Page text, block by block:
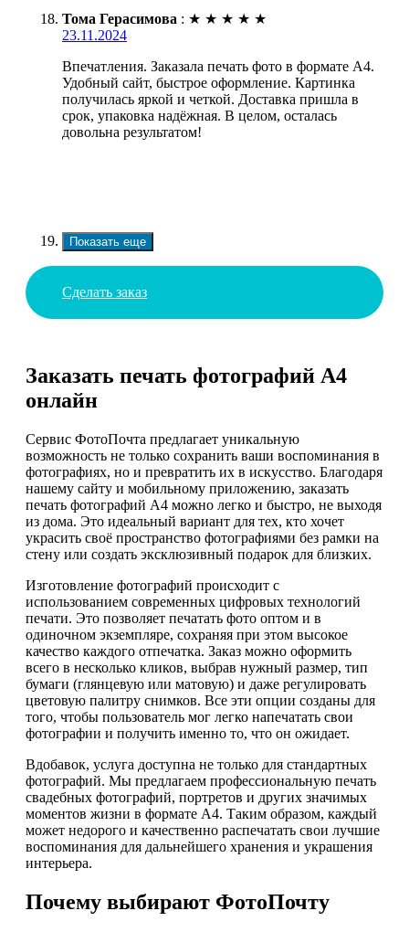
Тома Герасимова : ★ ★ ★ ★ ★
23.11.2024
Впечатления. Заказала печать фото в формате А4.
Удобный сайт, быстрое оформление. Картинка
получилась яркой и четкой. Доставка пришла в
срок, упаковка надёжная. В целом, осталась
довольна результатом!
Показать еще
Сделать заказ
Заказать печать фотографий А4
онлайн
Сервис ФотоПочта предлагает уникальную
возможность не только сохранить ваши воспоминания в
фотографиях, но и превратить их в искусство. Благодаря
нашему сайту и мобильному приложению, заказать
печать фотографий А4 можно легко и быстро, не выходя
из дома. Это идеальный вариант для тех, кто хочет
украсить своё пространство фотографиями без рамки на
стену или создать эксклюзивный подарок для близких.
Изготовление фотографий происходит с
использованием современных цифровых технологий
печати. Это позволяет печатать фото оптом и в
одиночном экземпляре, сохраняя при этом высокое
качество каждого отпечатка. Заказ можно оформить
всего в несколько кликов, выбрав нужный размер, тип
бумаги (глянцевую или матовую) и даже регулировать
цветовую палитру снимков. Все эти опции созданы для
того, чтобы пользователь мог легко напечатать свои
фотографии и получить именно то, что он ожидает.
Вдобавок, услуга доступна не только для стандартных
фотографий. Мы предлагаем профессиональную печать
свадебных фотографий, портретов и других значимых
моментов жизни в формате А4. Таким образом, каждый
может недорого и качественно распечатать свои лучшие
воспоминания для дальнейшего хранения и украшения
интерьера.
Почему выбирают ФотоПочту